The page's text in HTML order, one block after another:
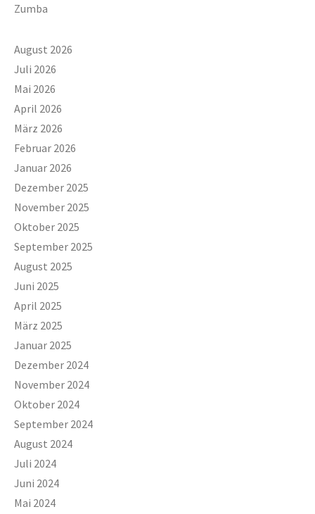
Zumba
August 2026
Juli 2026
Mai 2026
April 2026
März 2026
Februar 2026
Januar 2026
Dezember 2025
November 2025
Oktober 2025
September 2025
August 2025
Juni 2025
April 2025
März 2025
Januar 2025
Dezember 2024
November 2024
Oktober 2024
September 2024
August 2024
Juli 2024
Juni 2024
Mai 2024